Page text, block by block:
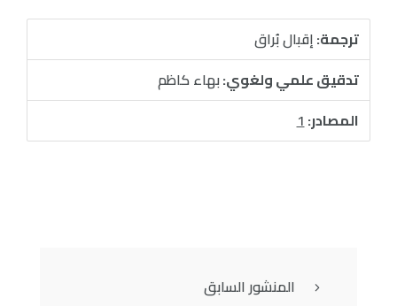
ترجمة:إقبال بُراق
تدقيق علمي ولغوي:بهاء كاظم
المصادر:1
المنشور السابق